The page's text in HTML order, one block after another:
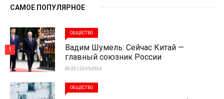
САМОЕ ПОПУЛЯРНОЕ
ОБЩЕСТВО
Вадим Шумель: Сейчас Китай —
главный союзник России
00:33 | 23-05-2024
1
ОБЩЕСТВО